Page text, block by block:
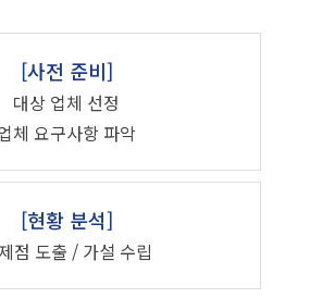
[사전 준비]
대상 업체 선정
체 요구사항 파악
[현황 분석]
점 도출 / 가설 수립